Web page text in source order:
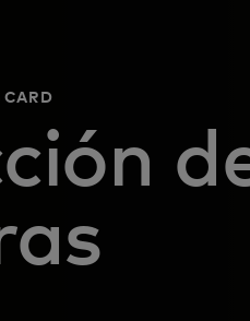
CARD